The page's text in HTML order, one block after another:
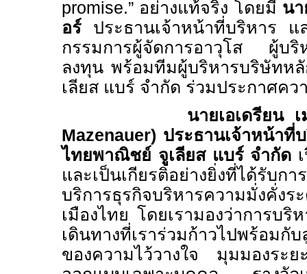
promise.” อย่างแท้จริง โดยมี นา
อร์ ประธานเจ้าหน้าที่บริหาร
แ
กรรมการผู้จัดการอาวุโส ผู้บริ
ลงทุน พร้อมทีมผู้บริหารบริษัทห
เลียส แบร์ จำกัด ร่วมประกาศคว
นายเอเดรียน เมซซิ
Mazenauer) ประธานเจ้าหน้าที่
ไทยพาณิชย์ จูเลียส แบร์ จำกัด
และเป็นเกียรติอย่างยิ่งที่ได้รับก
บริการธุรกิจบริหารความมั่งคั่งร
เมืองไทย โดยเรามองว่าการบ
เดินทางที่เราร่วมก้าวไปพร้อม
ของความไว้วางใจ มุมมองระ